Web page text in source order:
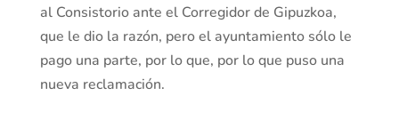
al Consistorio ante el Corregidor de Gipuzkoa,
que le dio la razón, pero el ayuntamiento sólo le
pago una parte, por lo que, por lo que puso una
nueva reclamación.